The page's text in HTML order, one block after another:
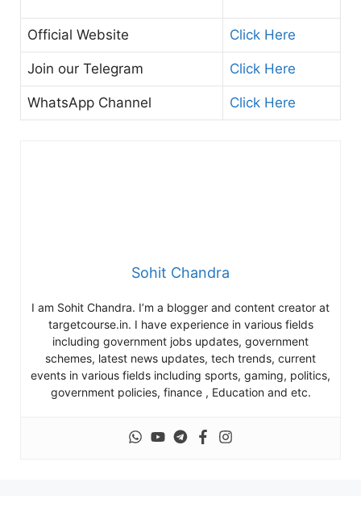
Official Website Click Here
Join our Telegram Click Here
WhatsApp Channel Click Here
Sohit Chandra
I am Sohit Chandra. I’m a blogger and content creator at
targetcourse.in. I have experience in various fields
including government jobs updates, government
schemes, latest news updates, tech trends, current
events in various fields including sports, gaming, politics,
government policies, finance , Education and etc.